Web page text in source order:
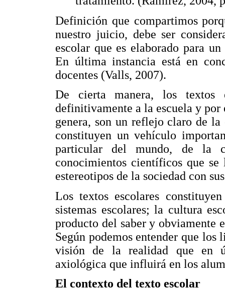
Definición que compartimos
nuestro juicio, debe ser
escolar que es elaborado para
En última instancia está en
docentes (Valls, 2007).
De cierta manera, los textos
definitivamente a la escuela y por
genera, son un reflejo claro de
constituyen un vehículo
particular del mundo, de la
conocimientos científicos que
estereotipos de la sociedad con
Los textos escolares
sistemas escolares; la cultura
producto del saber y obviamente
Según podemos entender que
visión de la realidad que en
axiológica que influirá en los
El contexto del texto escolar